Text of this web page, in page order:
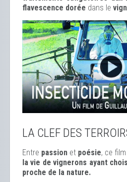
flavescence dorée dans le
LA CLEF DES
Entre passion et poésie, ce
la vie de vignerons ayant
proche de la nature.